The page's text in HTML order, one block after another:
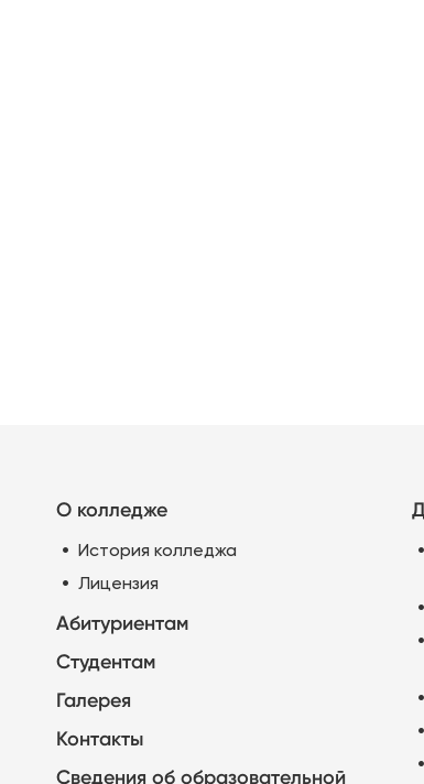
О колледже
История колледжа
Лицензия
Абитуриентам
Студентам
Галерея
Контакты
Сведения об образовательной